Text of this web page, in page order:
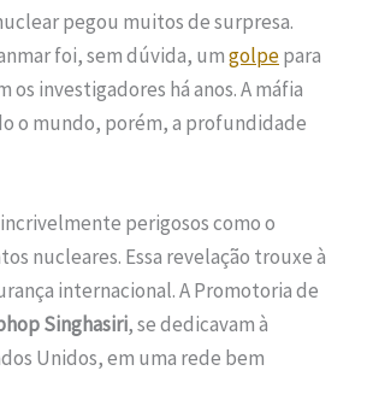
pegou muitos de surpresa.
foi, sem dúvida, umgolpepara
investigadores há anos. A máfia
o mundo, porém, a profundidade
perigosos como o
nucleares. Essa revelação trouxe à
internacional. A Promotoria de
Singhasiri, se dedicavam à
Unidos, em uma rede bem